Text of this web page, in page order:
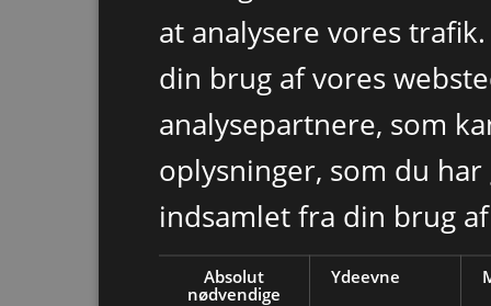
at analysere vores
din brug af vores
analysepartnere, som
oplysninger, som du
indsamlet fra din brug
Absolut
nødvendige
Ydeevne